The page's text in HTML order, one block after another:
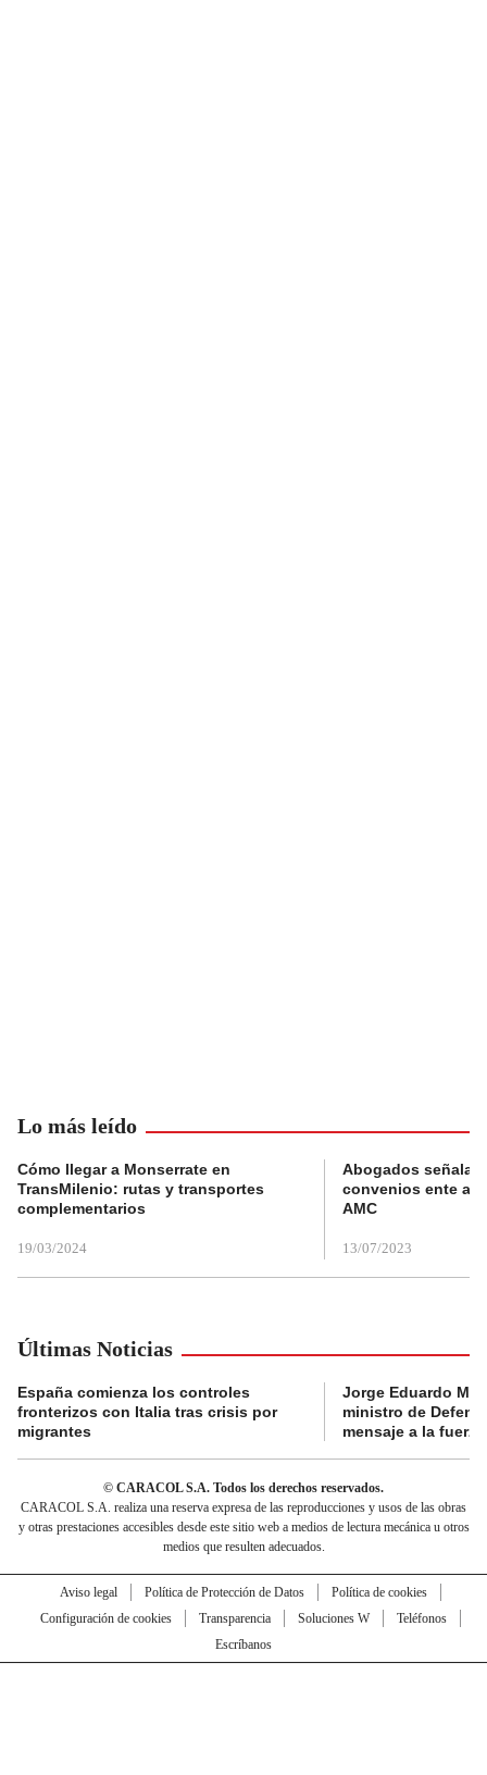
Lo más leído
Cómo llegar a Monserrate en
TransMilenio: rutas y transportes
complementarios
19/03/2024
Abogados
convenios ente
AMC
13/07/2023
Últimas Noticias
España comienza los controles
fronterizos con Italia tras crisis por
migrantes
Jorge Eduardo
ministro de
mensaje a la
© CARACOL S.A. Todos los derechos reservados.
CARACOL S.A. realiza una reserva expresa de las reproducciones y usos de las obras
y otras prestaciones accesibles desde este sitio web a medios de lectura mecánica u otros
medios que resulten adecuados.
Aviso legal Política de Protección de Datos
Política de cookies
Configuración de cookies
Transparencia Soluciones W
Teléfonos
Escríbanos